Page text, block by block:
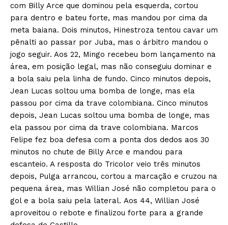
com Billy Arce que dominou pela esquerda, cortou
para dentro e bateu forte, mas mandou por cima da
meta baiana. Dois minutos, Hinestroza tentou cavar um
pênalti ao passar por Juba, mas o árbitro mandou o
jogo seguir. Aos 22, Mingo recebeu bom lançamento na
área, em posição legal, mas não conseguiu dominar e
a bola saiu pela linha de fundo. Cinco minutos depois,
Jean Lucas soltou uma bomba de longe, mas ela
passou por cima da trave colombiana. Cinco minutos
depois, Jean Lucas soltou uma bomba de longe, mas
ela passou por cima da trave colombiana. Marcos
Felipe fez boa defesa com a ponta dos dedos aos 30
minutos no chute de Billy Arce e mandou para
escanteio. A resposta do Tricolor veio três minutos
depois, Pulga arrancou, cortou a marcação e cruzou na
pequena área, mas Willian José não completou para o
gol e a bola saiu pela lateral. Aos 44, Willian José
aproveitou o rebote e finalizou forte para a grande